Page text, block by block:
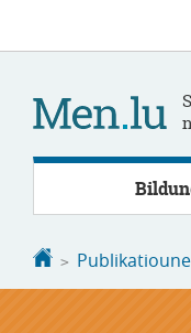
Startsäit